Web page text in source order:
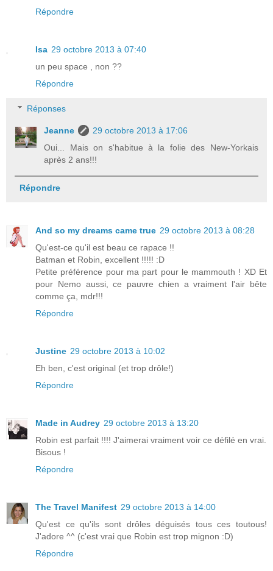
Répondre
Isa 29 octobre 2013 à 07:40
un peu space , non ??
Répondre
Réponses
Jeanne
29 octobre 2013 à 17:06
Oui... Mais on s'habitue à la folie des New-Yorkais
après 2 ans!!!
Répondre
And so my dreams came true 29 octobre 2013 à 08:28
Qu'est-ce qu'il est beau ce rapace !!
Batman et Robin, excellent !!!!! :D
Petite préférence pour ma part pour le mammouth ! XD Et
pour Nemo aussi, ce pauvre chien a vraiment l'air bête
comme ça, mdr!!!
Répondre
Justine 29 octobre 2013 à 10:02
Eh ben, c'est original (et trop drôle!)
Répondre
Made in Audrey 29 octobre 2013 à 13:20
Robin est parfait !!!! J'aimerai vraiment voir ce défilé en vrai.
Bisous !
Répondre
The Travel Manifest 29 octobre 2013 à 14:00
Qu'est ce qu'ils sont drôles déguisés tous ces toutous!
J'adore ^^ (c'est vrai que Robin est trop mignon :D)
Répondre